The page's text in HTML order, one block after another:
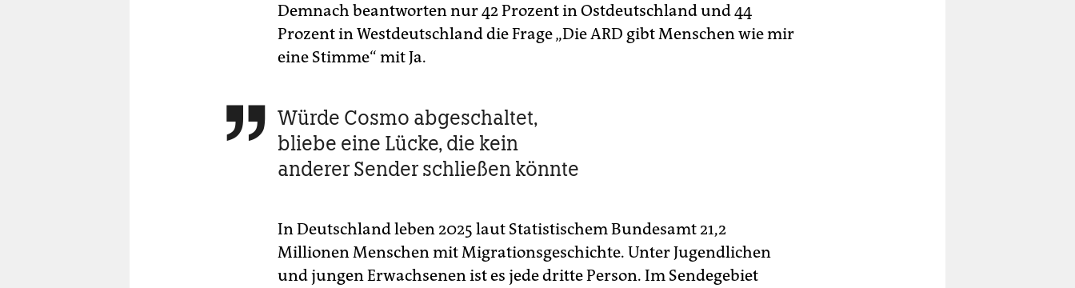
Demnach beantworten nur 42 Prozent in Ostdeutschland und 44
Prozent in Westdeutschland die Frage „Die ARD gibt Menschen wie mir
eine Stimme“ mit Ja.
 Würde Cosmo abgeschaltet,
bliebe eine Lücke, die kein
anderer Sender schließen könnte
In Deutschland leben 2025 laut Statistischem Bundesamt 21,2
Millionen Menschen mit Migrationsgeschichte. Unter Jugendlichen
und jungen Erwachsenen ist es jede dritte Person. Im Sendegebiet